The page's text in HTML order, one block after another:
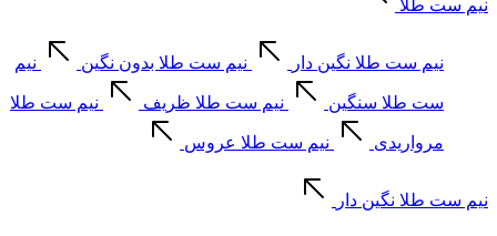
نیم ست طلا
نیم ست طلا نگین دار نیم ست طلا بدون نگین نیم
ست طلا سنگین نیم ست طلا ظریف نیم ست طلا
مرواریدی نیم ست طلا عروس
نیم ست طلا نگین دار